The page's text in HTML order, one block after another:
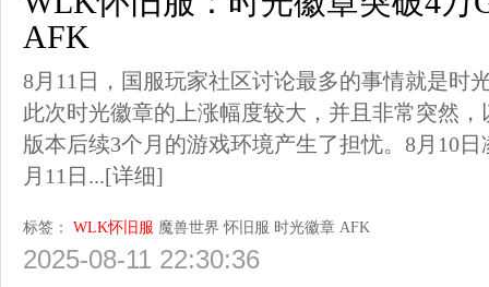
AFK
8月11日，国服玩家社区讨论最多的事情就是时
此次时光徽章的上涨幅度较大，并且非常突然
版本后续3个月的游戏环境产生了担忧。8月10
月11日...[详细]
标签： WLK怀旧服 魔兽世界 怀旧服 时光徽章 AFK
2025-08-11 22:30:36